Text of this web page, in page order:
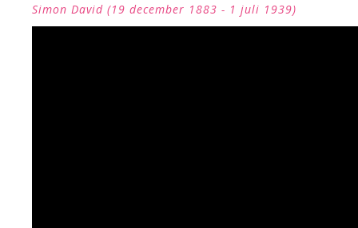
Simon David (19 december 1883 - 1 juli 1939)